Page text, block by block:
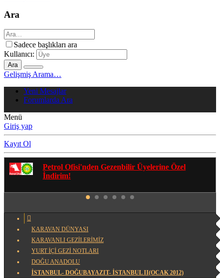
Ara
Sadece başlıkları ara
Kullanıcı:
Ara
Gelişmiş Arama…
Yeni Mesajlar
Forumlarda Ara
Menü
Giriş yap
Kayıt Ol
Gezenbilir Whatsapp Grupları'na Katılmak İçin
Tıklayın
KARAVAN DÜNYASI
KARAVANLI GEZİLERİMİZ
YURT İÇİ GEZİ NOTLARI
DOĞU ANADOLU
İSTANBUL- DOĞUBAYAZIT- İSTANBUL II(OCAK 2012)